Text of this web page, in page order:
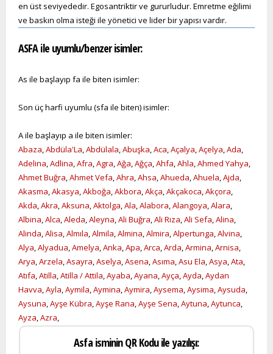
en üst seviyededir. Egosantriktir ve gururludur. Emretme eğilimi
ve baskın olma isteği ile yönetici ve lider bir yapısı vardır.
ASFA ile uyumlu/benzer isimler:
As ile başlayıp fa ile biten isimler:
Son üç harfi uyumlu (sfa ile biten) isimler:
A ile başlayıp a ile biten isimler:
Abaza,Abdüla'La,Abdülala,Abuşka,Aca,Açalya,Açelya,Ada,
Adelina,Adlina,Afra,Agra,Ağa,Ağça,Ahfa,Ahla,Ahmed Yahya,
Ahmet Buğra,Ahmet Vefa,Ahra,Ahsa,Ahueda,Ahuela,Ajda,
Akasma,Akasya,Akboğa,Akbora,Akça,Akçakoca,Akçora,
Akda,Akra,Aksuna,Aktolga,Ala,Alabora,Alangoya,Alara,
Albina,Alca,Aleda,Aleyna,Ali Buğra,Ali Rıza,Ali Sefa,Alina,
Alinda,Alisa,Almıla,Almila,Almina,Almira,Alpertunga,Alvina,
Alya,Alyadua,Amelya,Anka,Apa,Arca,Arda,Armina,Arnisa,
Arya,Arzela,Asayra,Aselya,Asena,Asıma,Asu Ela,Asya,Ata,
Atıfa,Atilla,Atilla / Attila,Ayaba,Ayana,Ayça,Ayda,Aydan
Havva,Ayla,Aymila,Aymina,Aymira,Aysema,Aysima,Aysuda,
Aysuna,Ayşe Kübra,Ayşe Rana,Ayşe Sena,Aytuna,Aytunca,
Ayza,Azra,
Asfa isminin QR Kodu ile yazılışı: